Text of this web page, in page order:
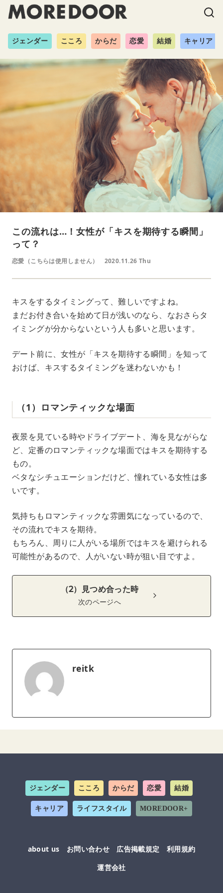
ジェンダー こころ からだ 恋愛 結婚 キャリア
この流れは…！女性が「キスを期待する瞬間」
って？
恋愛（こちらは使用しません） 2020.11.26 Thu
キスをするタイミングって、難しいですよね。
まだお付き合いを始めて日が浅いのなら、なおさらタ
イミングが分からないという人も多いと思います。
デート前に、女性が「キスを期待する瞬間」を知って
おけば、キスするタイミングを迷わないかも！
（1）ロマンティックな場面
夜景を見ている時やドライブデート、海を見ながらな
ど、定番のロマンティックな場面ではキスを期待する
もの。
ベタなシチュエーションだけど、憧れている女性は多
いです。
気持ちもロマンティックな雰囲気になっているので、
その流れでキスを期待。
もちろん、周りに人がいる場所ではキスを避けられる
可能性があるので、人がいない時が狙い目ですよ。
（2）見つめ合った時
次のページへ
reitk
ジェンダー こころ からだ 恋愛 結婚
キャリア ライフスタイル MOREDOOR+
about us お問い合わせ 広告掲載規定
利用規約
運営会社